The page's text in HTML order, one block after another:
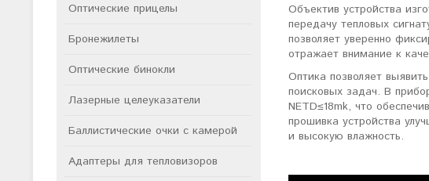
Оптические прицелы
Бронежилеты
Оптические бинокли
Лазерные целеуказатели
Баллистические очки с камерой
Адаптеры для тепловизоров
Объектив устройства
передачу тепловых
позволяет уверенно
отражает внимание к
Оптика позволяет
поисковых задач. В
NETD≤18mk, что
прошивка устройства
и высокую влажность.